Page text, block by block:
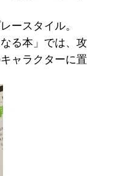
ースタイル。
る本」では、攻
ャラクターに置